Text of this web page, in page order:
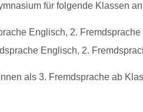
für folgende Klassen
Englisch, 2.
Englisch, 2.
als 3. Fremdsprache ab